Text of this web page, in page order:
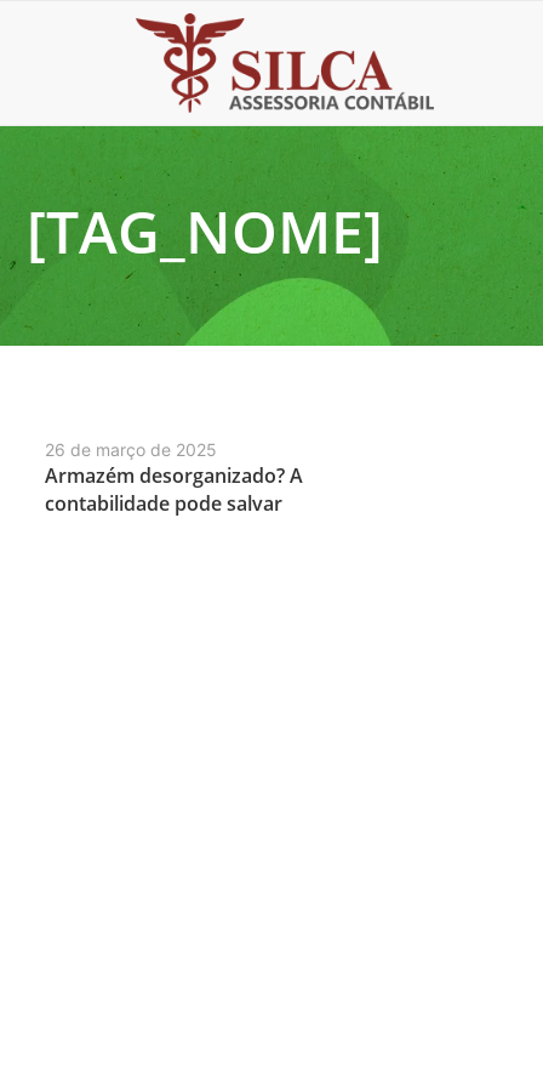
[TAG_NOME]
26 de março de 2025
Armazém desorganizado? A
contabilidade pode salvar